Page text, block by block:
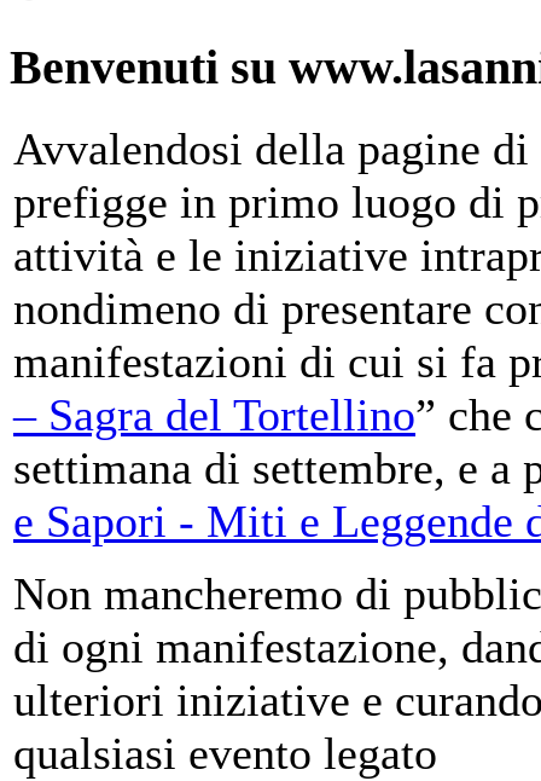
Benvenuti su
Avvalendosi della pagine
prefigge in primo luogo di
attività e le iniziative
nondimeno di presentare
manifestazioni di cui si fa
– Sagra del Tortellino” che
settimana di settembre, e a
e Sapori - Miti e Leggende
Non mancheremo di
di ogni manifestazione,
ulteriori iniziative e
qualsiasi evento legato